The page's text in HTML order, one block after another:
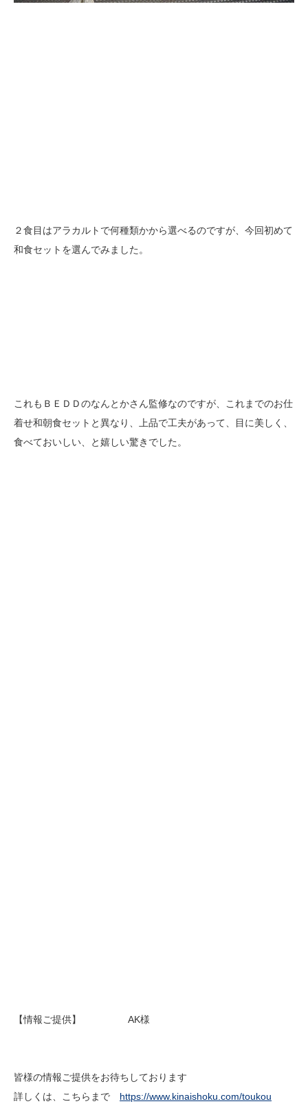
２食目はアラカルトで何種類かから選べるのですが、今回初めて
和食セットを選んでみました。
これもＢＥＤＤのなんとかさん監修なのですが、これまでのお仕
着せ和朝食セットと異なり、上品で工夫があって、目に美しく、
食べておいしい、と嬉しい驚きでした。
【情報ご提供】 AK様
皆様の情報ご提供をお待ちしております
詳しくは、こちらまで https://www.kinaishoku.com/toukou